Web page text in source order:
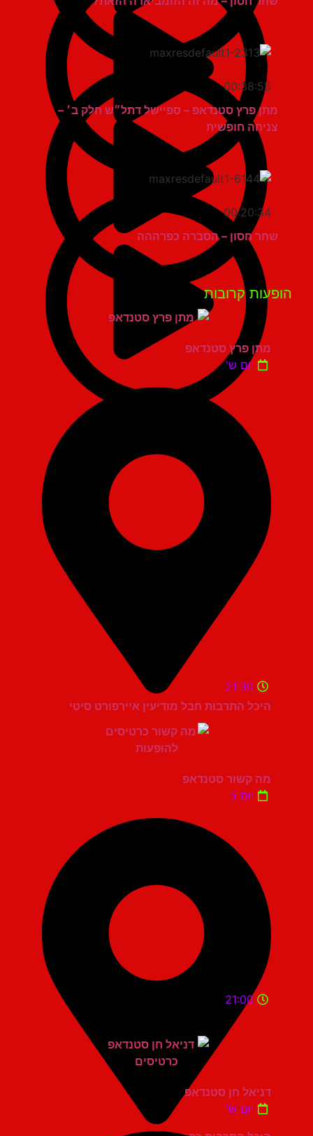
00:38:55
מתן פרץ סטנדאפ – ספיישל דתל״ש חלק ב׳ –
צניחה חופשית
00:20:34
שחר חסון – הסברה כפרההה
קרובות
מתן פרץ סטנדאפ
יום ש'
היכל התרבות חבל מודיעין איירפורט סיטי
21:30
מה קשור סטנדאפ
יום ג'
21:00
דניאל חן סטנדאפ
יום ש'